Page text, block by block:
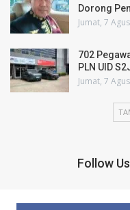
Dorong
Jumat, 7
702
PLN UID
Jumat, 7
Follow Us